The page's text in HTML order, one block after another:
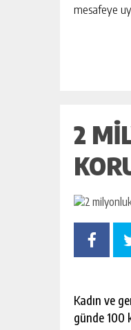
mesafeye
2
Kadın ve
günde 100